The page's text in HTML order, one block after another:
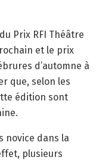
Prix RFI Théâtre
et le prix
d’automne à
que, selon les
édition sont
novice dans la
plusieurs